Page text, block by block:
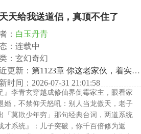
天给我送道侣，真顶不住了
： 白玉丹青
：连载中
：玄幻奇幻
更新： 第1123章 你这老家伙，着实有点儿意思
时间：2026-07-31 21:01:58
』李青玄穿越成修仙界倒霉家主，眼看家
婚，不禁仰天怒吼：别人当龙傲天，老子
「莫欺少年穷」那句经典台词，两道系统
才系统』：儿子突破，你千百倍修为返